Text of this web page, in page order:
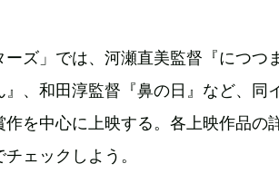
ズ」では、河瀬直美監督『につつ
、和田淳監督『鼻の日』など、同
を中心に上映する。各上映作品の
ェックしよう。